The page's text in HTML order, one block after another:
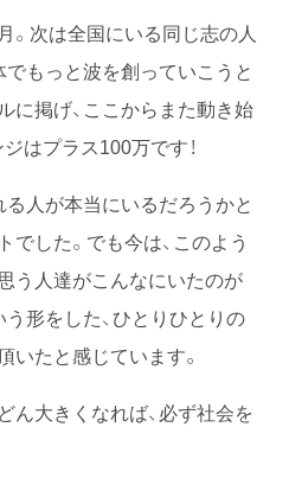
。次は全国にいる同じ志の人
でもっと波を創っていこうと
に掲げ、ここからまた動き始
はプラス100万です！
る人が本当にいるだろうかと
した。でも今は、このよう
う人達がこんなにいたのが
形をした、ひとりひとりの
たと感じています。
ん大きくなれば、必ず社会を